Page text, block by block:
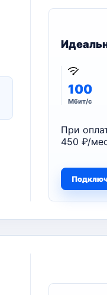
100
Мбит/с
При
450 ₽/